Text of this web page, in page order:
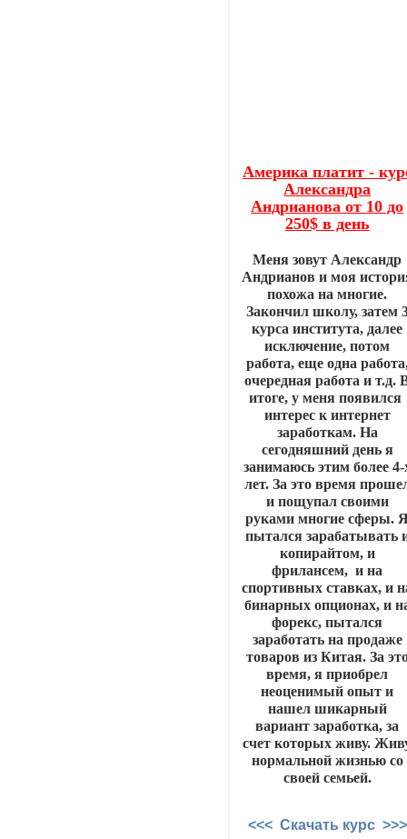
Америка платит -
Александра
Андрианова от 10 до
250$ в день
Меня зовут Александр
Андрианов и моя
похожа на многие.
Закончил школу, затем
курса института, далее
исключение, потом
работа, еще одна
очередная работа и т.д.
итоге, у меня появился
интерес к интернет
заработкам. На
сегодняшний день я
занимаюсь этим более 4-
лет. За это время
и пощупал своими
руками многие сферы.
пытался зарабатывать
копирайтом, и
фрилансем, и на
спортивных ставках, и
бинарных опционах, и
форекс, пытался
заработать на продаже
товаров из Китая. За
время, я приобрел
неоценимый опыт и
нашел шикарный
вариант заработка, за
счет которых живу.
нормальной жизнью со
своей семьей.
<<< Скачать курс >>>